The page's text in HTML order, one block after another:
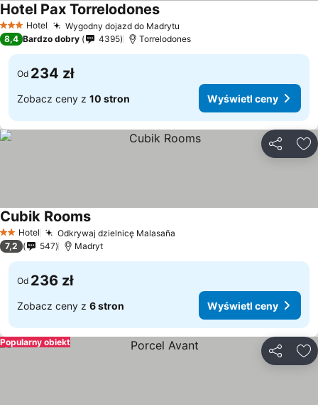
3 Kategoria
Hotel Wygodny dojazd do Madrytu
Hotel Pax TorrelodonesWyświetl ceny
8,4 Bardzo dobry 4395 Torrelodones
Od 234 zł
Zobacz ceny z 10 stron Wyświetl ceny
2 Kategoria
Hotel Odkrywaj dzielnicę Malasaña
Cubik RoomsWyświetl ceny
7,2 547 Madryt
Od 236 zł
Zobacz ceny z 6 stron Wyświetl ceny
Popularny obiekt